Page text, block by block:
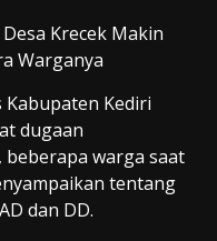
Krecek Makin
Warganya
Kabupaten Kediri
dugaan
beberapa warga saat
tentang
dan DD.